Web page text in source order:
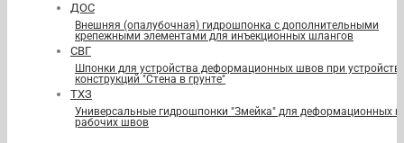
ДОС
Внешняя (опалубочная) гидрошпонка с дополнительными
крепежными элементами для инъекционных шлангов
СВГ
Шпонки для устройства деформационных швов при
конструкций "Стена в грунте"
ТХЗ
Универсальные гидрошпонки "Змейка" для деформационных и
рабочих швов